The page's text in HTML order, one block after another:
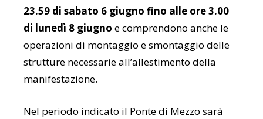
23.59 di sabato 6 giugno fino alle ore 3.00
di lunedì 8 giugno e comprendono anche le
operazioni di montaggio e smontaggio delle
strutture necessarie all’allestimento della
manifestazione.
Nel periodo indicato il Ponte di Mezzo sarà